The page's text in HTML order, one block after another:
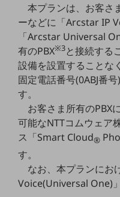
DXに関する課題を解決する
サービス・ソリューションをご紹介
カテゴリーで探す
カテゴリーで探すTOP
ネットワーク・モバイル
クラウド・データセンター
電話・映像コミュニケーション
セキュリティ
本プランは、お客さ
ーなどに「Arcstar IP
「Arcstar Universal
有のPBX※3と接続する
設備を設置することな
固定電話番号(0ABJ番
す。
お客さま所有のPBX
可能なNTTコムウェア
ス「Smart Cloud®
す。
なお、本プランにお
Voice(Universal One)